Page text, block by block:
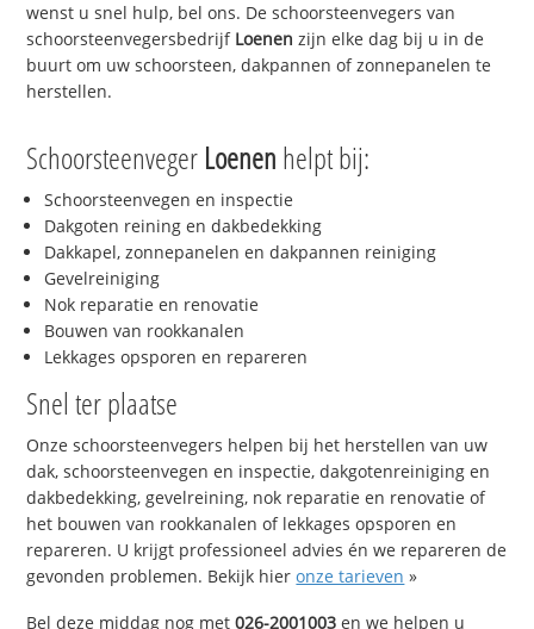
wenst u snel hulp, bel ons. De schoorsteenvegers van
schoorsteenvegersbedrijf Loenen zijn elke dag bij u in de
buurt om uw schoorsteen, dakpannen of zonnepanelen te
herstellen.
Schoorsteenveger Loenen helpt bij:
Schoorsteenvegen en inspectie
Dakgoten reining en dakbedekking
Dakkapel, zonnepanelen en dakpannen reiniging
Gevelreiniging
Nok reparatie en renovatie
Bouwen van rookkanalen
Lekkages opsporen en repareren
Snel ter plaatse
Onze schoorsteenvegers helpen bij het herstellen van uw
dak, schoorsteenvegen en inspectie, dakgotenreiniging en
dakbedekking, gevelreining, nok reparatie en renovatie of
het bouwen van rookkanalen of lekkages opsporen en
repareren. U krijgt professioneel advies én we repareren de
gevonden problemen. Bekijk hieronze tarieven »
Bel deze middag nog met026-2001003 en we helpen u